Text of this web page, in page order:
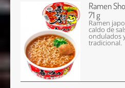
Ramen
71 g
Ramen
caldo de
ondulados
tradicional.